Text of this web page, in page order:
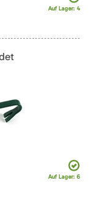
Auf Lager: 4
Auf Lager: 6